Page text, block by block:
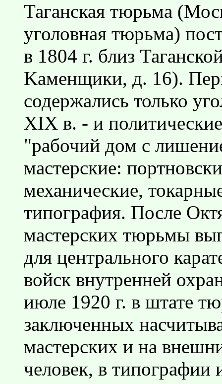
Таганская тюрьма
уголовная тюрьма)
в 1804 г. близ
Kаменщики, д. 16).
содержались только
XIX в. - и
"рабочий дом с
мастерские:
механические,
типография. После
мастерских тюрьмы
для центрального
войск внутренней
июле 1920 г. в штате
заключенных
мастерских и на
человек, в типографии